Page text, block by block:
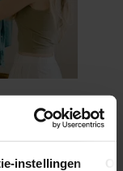
instellingen